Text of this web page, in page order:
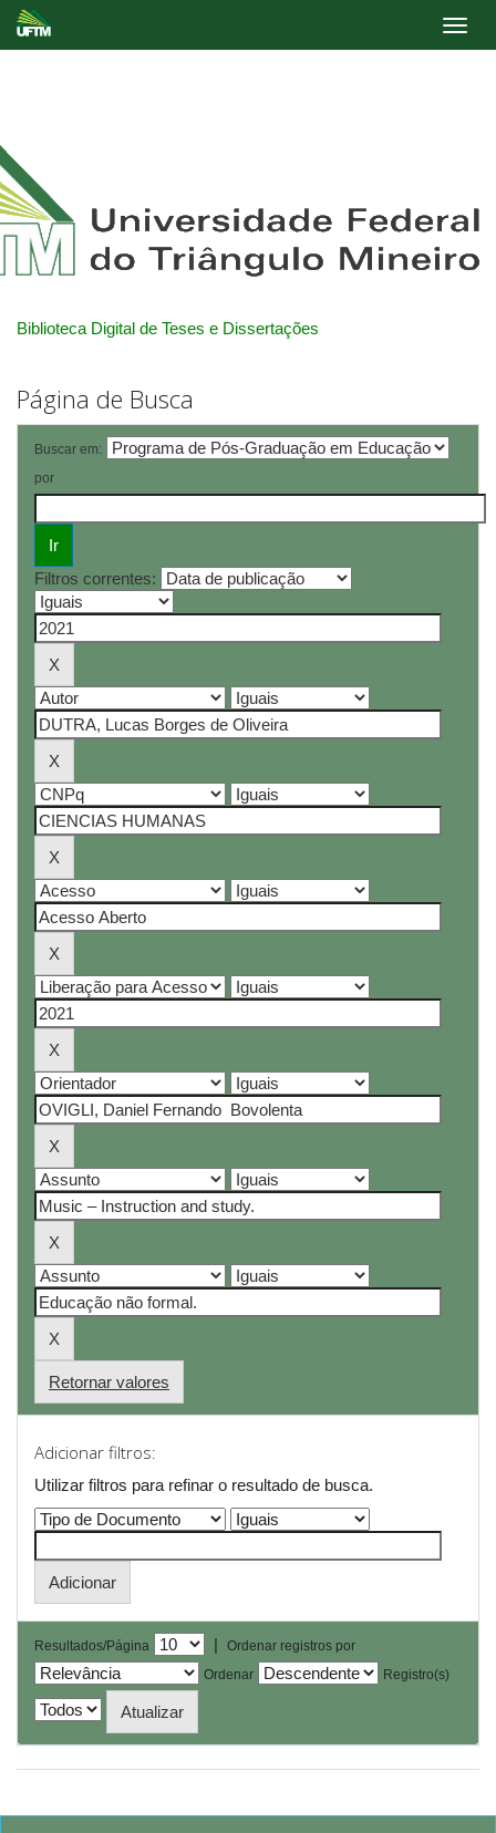
Biblioteca Digital de Teses e Dissertações
Página de Busca
Buscar em:
por
Filtros correntes:
Retornar valores
Adicionar filtros:
Utilizar filtros para refinar o resultado de busca.
Resultados/Página |
Ordenar registros por
Ordenar
Registro(s)